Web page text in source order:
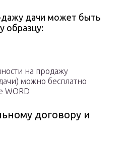
дачи может быть
образцу:
на продажу
можно бесплатно
WORD
договору и